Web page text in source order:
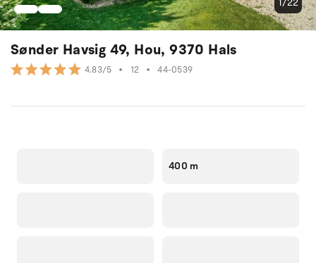
Sønder Havsig 49, Hou, 9370 Hals
4.83/5 • 12 • 44-0539
400 m